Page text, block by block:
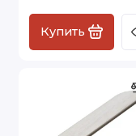
Купить